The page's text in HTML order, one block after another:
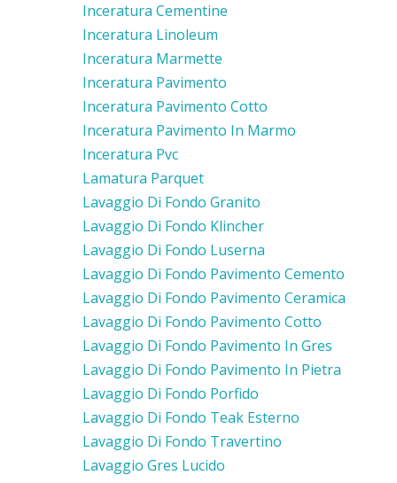
Inceratura Cementine
Inceratura Linoleum
Inceratura Marmette
Inceratura Pavimento
Inceratura Pavimento Cotto
Inceratura Pavimento In Marmo
Inceratura Pvc
Lamatura Parquet
Lavaggio Di Fondo Granito
Lavaggio Di Fondo Klincher
Lavaggio Di Fondo Luserna
Lavaggio Di Fondo Pavimento Cemento
Lavaggio Di Fondo Pavimento Ceramica
Lavaggio Di Fondo Pavimento Cotto
Lavaggio Di Fondo Pavimento In Gres
Lavaggio Di Fondo Pavimento In Pietra
Lavaggio Di Fondo Porfido
Lavaggio Di Fondo Teak Esterno
Lavaggio Di Fondo Travertino
Lavaggio Gres Lucido